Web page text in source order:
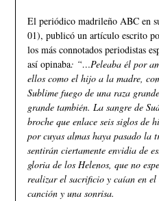
El periódico madrileño ABC en
01), publicó un artículo escrito
los más connotados periodistas
así opinaba: “…Peleaba él por
ellos como el hijo a la madre,
Sublime fuego de una raza
grande también. La sangre de
broche que enlace seis siglos de
por cuyas almas haya pasado la
sentirán ciertamente envidia de
gloria de los Helenos, que no
realizar el sacrificio y caían en
canción y una sonrisa.